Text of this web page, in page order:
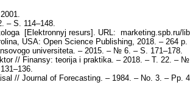
– S. 114–148.
[Elektronnyj resurs]. URL: marketing.spb.ru/
USA: Open Science Publishing, 2018. – 264 p.
universiteta. – 2015. – № 6. – S. 171–178.
// Finansy: teorija i praktika. – 2018. – T. 22. –
// Journal of Forecasting. – 1984. – No. 3. – Pp.